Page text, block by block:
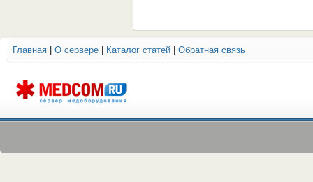
Главная О сервере Каталог статей Обратная связь